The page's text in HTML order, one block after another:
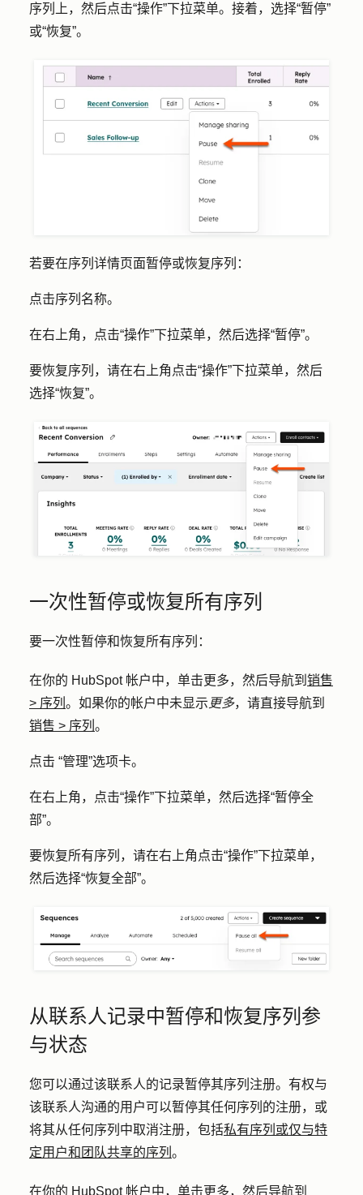
序列上，然后点击“操作”下拉菜单。接着，选择“暂停”
或“恢复”。
若要在序列详情页面暂停或恢复序列：
点击序列 名称。
在右上角，点击“操作”下拉菜单，然后选择“暂停”。
要恢复序列，请在右上角点击“操作”下拉菜单，然后
选择“恢复”。
一次性暂停或恢复所有序列
要一次性暂停和恢复所有序列：
在你的 HubSpot 帐户中，单击更多，然后导航到 销售
> 序列 。如果你的帐户中未显示 更多，请直接导航到
销售 > 序列 。
点击 “管理”选项卡。
在右上角，点击“操作”下拉菜单，然后选择“暂停全
部”。
要恢复所有序列，请在右上角点击“操作”下拉菜单，
然后选择“恢复全部”。
从联系人记录中暂停和恢复序列参
与状态
您可以通过该联系人的记录暂停其序列注册。有权与
该联系人沟通的用户可以暂停其任何序列的注册，或
将其从任何序列中取消注册，包括私有序列或仅与特
定用户和团队共享的序列 。
在你的 HubSpot 帐户中，单击更多，然后导航到